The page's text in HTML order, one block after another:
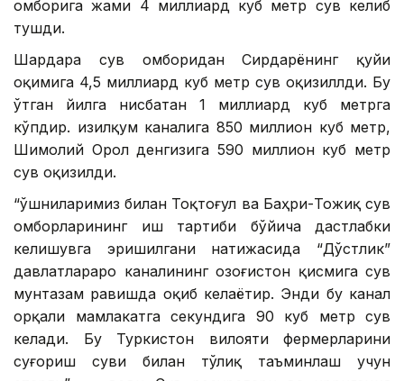
омборига жами 4 миллиард куб метр сув келиб
тушди.
Шардара сув омборидан Сирдарёнинг қуйи
оқимига 4,5 миллиард куб метр сув оқизиллди. Бу
ўтган йилга нисбатан 1 миллиард куб метрга
кўпдир. Қизилқум каналига 850 миллион куб метр,
Шимолий Орол денгизига 590 миллион куб метр
сув оқизилди.
“Қўшниларимиз билан Тоқтоғул ва Баҳри-Тожиқ сув
омборларининг иш тартиби бўйича дастлабки
келишувга эришилгани натижасида “Дўстлик”
давлатлараро каналининг Қозоғистон қисмига сув
мунтазам равишда оқиб келаётир. Энди бу канал
орқали мамлакатга секундига 90 куб метр сув
келади. Бу Туркистон вилояти фермерларини
суғориш суви билан тўлиқ таъминлаш учун